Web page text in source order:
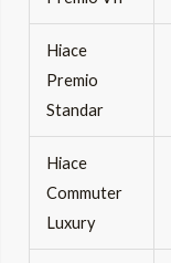
Hiace
Premio
Standar
Hiace
Commuter
Luxury